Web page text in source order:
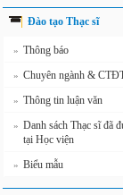
Đào tạo Thạc sĩ
» Thông báo
» Chuyên ngành &
» Thông tin luận văn
» Danh sách Thạc sĩ đã
tại Học viện
» Biểu mẫu